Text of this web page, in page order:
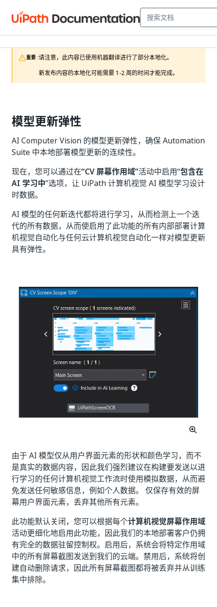
重要 :请注意，此内容已使用机器翻译进行了部分本地化。
新发布内容的本地化可能需要 1-2 周的时间才能完成。
模型更新弹性
AI Computer Vision 的模型更新弹性，确保 Automation
Suite 中本地部署模型更新的连续性。
现在，您可以通过在“CV 屏幕作用域”活动中启用“包含在
AI 学习中”选项，让 UiPath 计算机视觉 AI 模型学习设计
时数据。
AI 模型的任何新迭代都将进行学习，从而检测上一个迭
代的所有数据，从而使启用了此功能的所有内部部署计算
机视觉自动化与任何云计算机视觉自动化一样对模型更新
具有弹性。
由于 AI 模型仅从用户界面元素的形状和颜色学习，而不
是真实的数据内容，因此我们强烈建议在构建要发送以进
行学习的任何计算机视觉工作流时使用模拟数据，从而避
免发送任何敏感信息，例如个人数据。 仅保存有效的屏
幕用户界面元素，丢弃其他所有元素。
此功能默认关闭，您可以根据每个计算机视觉屏幕作用域
活动更细化地启用此功能，因此我们的本地部署客户仍拥
有完全的数据驻留控制权。启用后，系统会将特定作用域
中的所有屏幕截图发送到我们的云端。禁用后，系统将创
建自动删除请求，因此所有屏幕截图都将被丢弃并从训练
集中排除。